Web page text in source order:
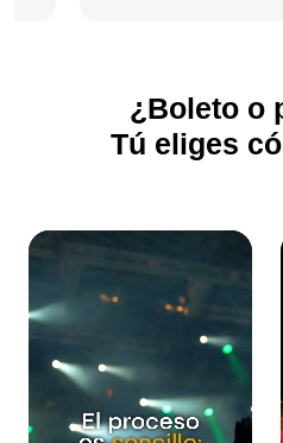
¿Boleto o
Tú eliges